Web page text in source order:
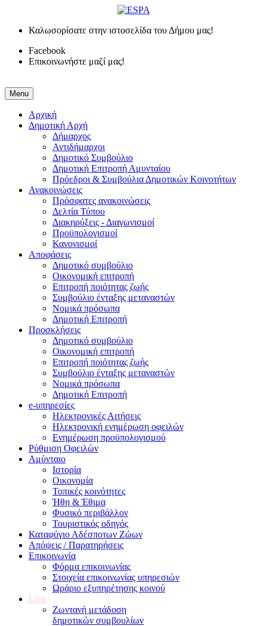
Καλωσορίσατε στην ιστοσελίδα του Δήμου μας!
Facebook
Επικοινωνήστε μαζί μας!
Menu
Αρχική
Δημοτική Αρχή
Δήμαρχος
Αντιδήμαρχοι
Δημοτικό Συμβούλιο
Δημοτική Επιτροπή Αμυνταίου
Πρόεδροι & Συμβούλια Δημοτικών Κοινοτήτων
Ανακοινώσεις
Πρόσφατες ανακοινώσεις
Δελτία Τύπου
Διακηρύξεις - Διαγωνισμοί
Προϋπολογισμοί
Κανονισμοί
Αποφάσεις
Δημοτικό συμβούλιο
Οικονομική επιτροπή
Επιτροπή ποιότητας ζωής
Συμβούλιο ένταξης μεταναστών
Νομικά πρόσωπα
Δημοτική Επιτροπή
Προσκλήσεις
Δημοτικό συμβούλιο
Οικονομική επιτροπή
Επιτροπή ποιότητας ζωής
Συμβούλιο ένταξης μεταναστών
Νομικά πρόσωπα
Δημοτική Επιτροπή
e-υπηρεσίες
Ηλεκτρονικές Αιτήσεις
Ηλεκτρονική ενημέρωση οφειλών
Ενημέρωση προϋπολογισμού
Ρύθμιση Οφειλών
Αμύνταιο
Ιστορία
Οικονομία
Τοπικές κοινότητες
Ήθη & Έθιμα
Φυσικό περιβάλλον
Τουριστικός οδηγός
Καταφύγιο Αδέσποτων Ζώων
Απόψεις / Παρατηρήσεις
Επικοινωνία
Φόρμα επικοινωνίας
Στοιχεία επικοινωνίας υπηρεσιών
Ωράριο εξυπηρέτησης κοινού
Live
Ζωντανή μετάδοση
δημοτικών συμβουλίων